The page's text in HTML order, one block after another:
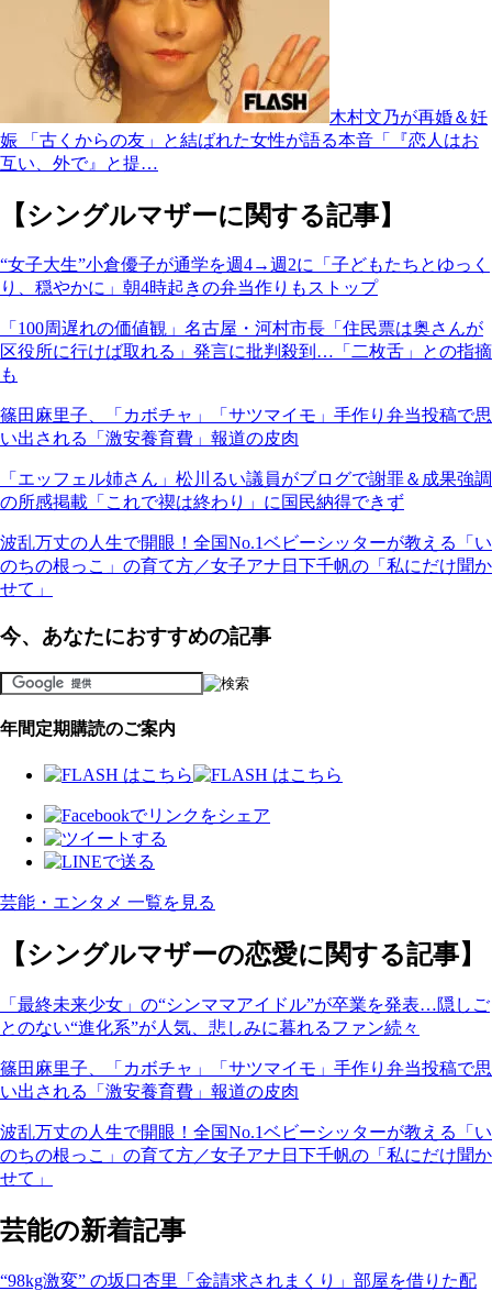
木村文乃が再婚＆妊
娠 「古くからの友」と結ばれた女性が語る本音「『恋人はお
互い、外で』と提…
【シングルマザーに関する記事】
“女子大生”小倉優子が通学を週4→週2に「子どもたちとゆっく
り、穏やかに」朝4時起きの弁当作りもストップ
「100周遅れの価値観」名古屋・河村市長「住民票は奥さんが
区役所に行けば取れる」発言に批判殺到…「二枚舌」との指摘
も
篠田麻里子、「カボチャ」「サツマイモ」手作り弁当投稿で思
い出される「激安養育費」報道の皮肉
「エッフェル姉さん」松川るい議員がブログで謝罪＆成果強調
の所感掲載「これで禊は終わり」に国民納得できず
波乱万丈の人生で開眼！全国No.1ベビーシッターが教える「い
のちの根っこ」の育て方／女子アナ日下千帆の「私にだけ聞か
せて」
今、あなたにおすすめの記事
年間定期購読のご案内
芸能・エンタメ 一覧を見る
【シングルマザーの恋愛に関する記事】
「最終未来少女」の“シンママアイドル”が卒業を発表…隠しご
とのない“進化系”が人気、悲しみに暮れるファン続々
篠田麻里子、「カボチャ」「サツマイモ」手作り弁当投稿で思
い出される「激安養育費」報道の皮肉
波乱万丈の人生で開眼！全国No.1ベビーシッターが教える「い
のちの根っこ」の育て方／女子アナ日下千帆の「私にだけ聞か
せて」
芸能の新着記事
“98kg激変” の坂口杏里「金請求されまくり」部屋を借りた配